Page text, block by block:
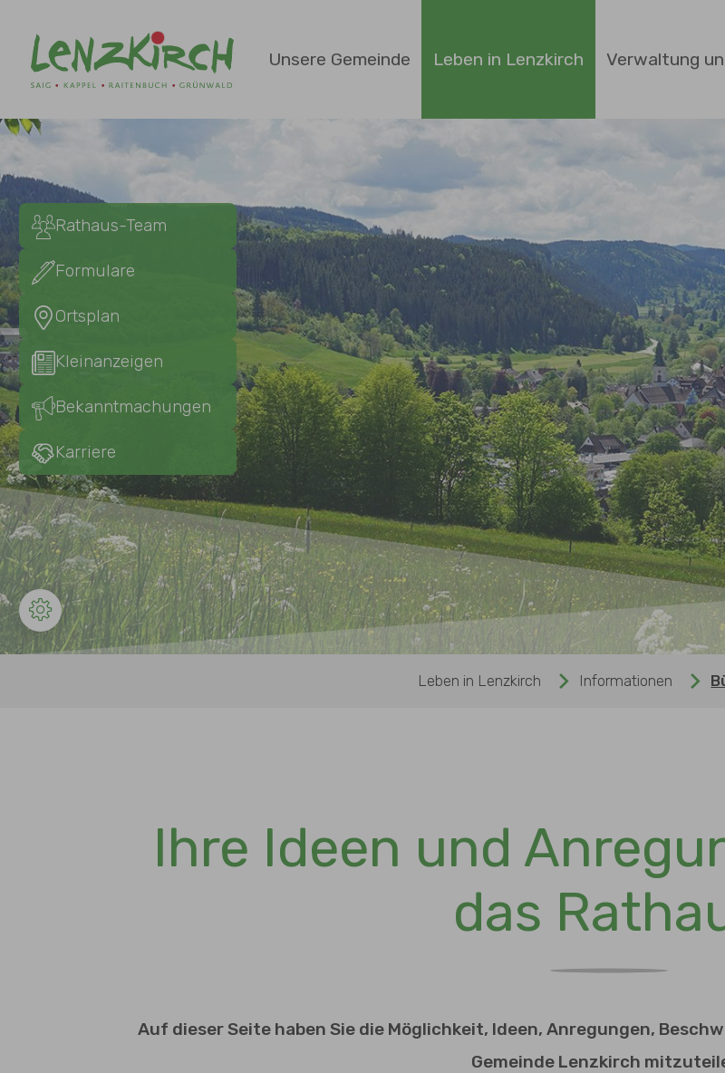
Unsere Gemeinde Leben in Lenzkirch Verwaltung
Rathaus-Team
Formulare
Ortsplan
Kleinanzeigen
Bekanntmachungen
Karriere
Leben in Lenzkirch Informationen
Ihre Ideen und
das
Auf dieser Seite haben Sie die Möglichkeit, Ideen, Anregungen,
Gemeinde Lenzkirch